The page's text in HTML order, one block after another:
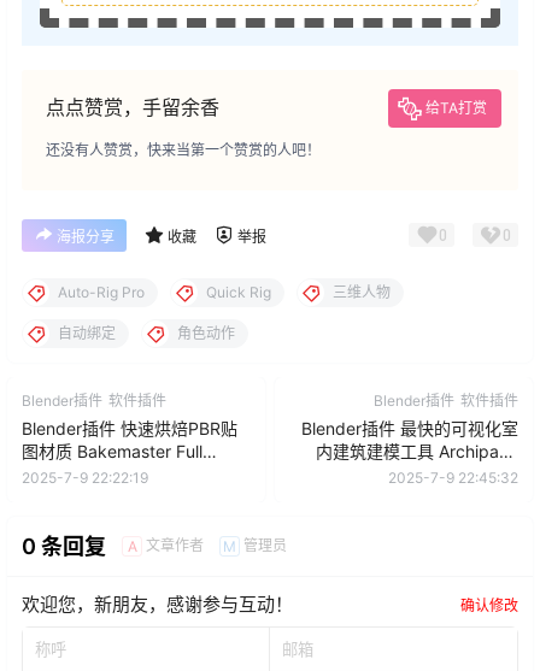
点点赞赏，手留余香 给TA打赏
还没有人赞赏，快来当第一个赞赏的人吧！
海报分享 收藏 举报 0 0
Auto-Rig Pro Quick Rig 三维人物
自动绑定 角色动作
Blender插件 软件插件
Blender插件 快速烘焙PBR贴
图材质 Bakemaster Full
V2.6.0
2025-7-9 22:22:19
Blender插件 软件插件
Blender插件 最快的可视化室
内建筑建模工具 Archipack
Pro v2.7.2
2025-7-9 22:45:32
0 条回复 A 文章作者 M 管理员
欢迎您，新朋友，感谢参与互动！ 确认修改